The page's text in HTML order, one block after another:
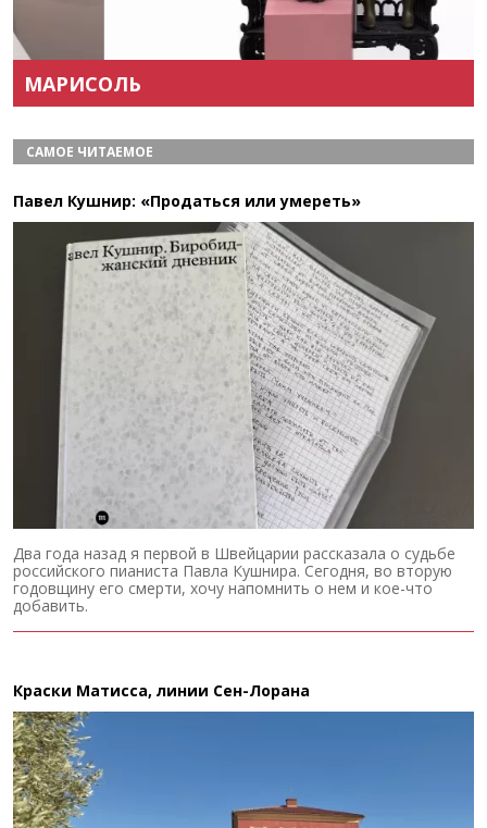
МАРИСОЛЬ
САМОЕ ЧИТАЕМОЕ
Павел Кушнир: «Продаться или умереть»
Два года назад я первой в Швейцарии рассказала о судьбе
российского пианиста Павла Кушнира. Сегодня, во вторую
годовщину его смерти, хочу напомнить о нем и кое-что
добавить.
Краски Матисса, линии Сен-Лорана